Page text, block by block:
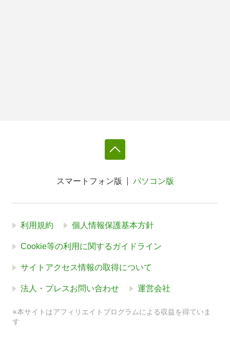
スマートフォン版 パソコン版
利用規約 個人情報保護基本方針
Cookie等の利用に関するガイドライン
サイトアクセス情報の取得について
法人・プレスお問い合わせ 運営会社
※本サイトはアフィリエイトプログラムによる収益を得ていま
す